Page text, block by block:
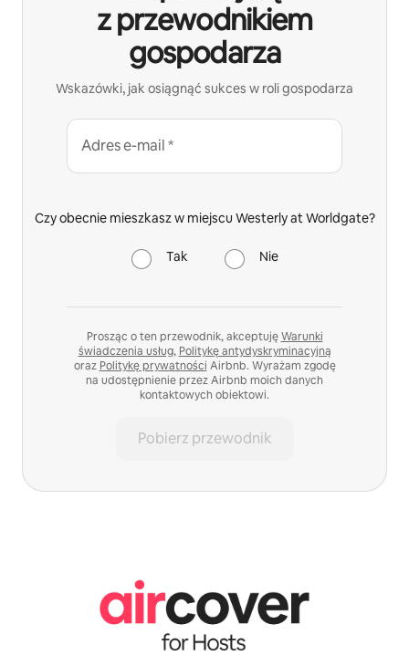
z przewodnikiem
gospodarza
Wskazówki, jak osiągnąć sukces w roli gospodarza
Adres e-mail *
Czy obecnie mieszkasz w miejscu Westerly at Worldgate?
Tak Nie
Prosząc o ten przewodnik, akceptujęWarunki
świadczenia usług, Politykę antydyskryminacyjną
oraz Politykę prywatności Airbnb. Wyrażam zgodę
na udostępnienie przez Airbnb moich danych
kontaktowych obiektowi.
Pobierz przewodnik